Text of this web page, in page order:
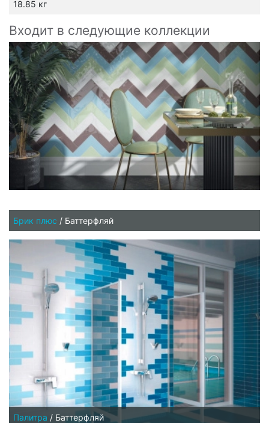
18.85 кг
Входит в следующие коллекции
Брик плюс / Баттерфляй
Палитра / Баттерфляй